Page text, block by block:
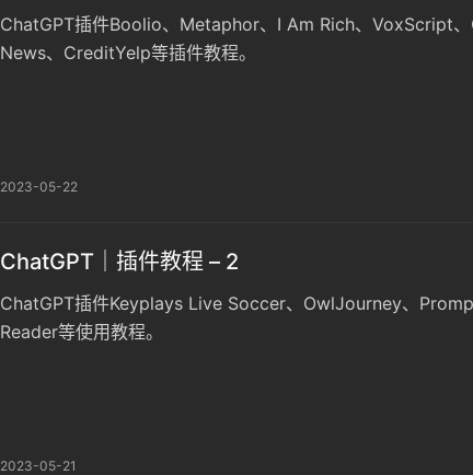
ChatGPT插件Boolio、Metaphor、I Am Rich、VoxScript
News、CreditYelp等插件教程。
2023-05-22
ChatGPT｜插件教程 – 2
ChatGPT插件Keyplays Live Soccer、OwlJourney、
Reader等使用教程。
2023-05-21